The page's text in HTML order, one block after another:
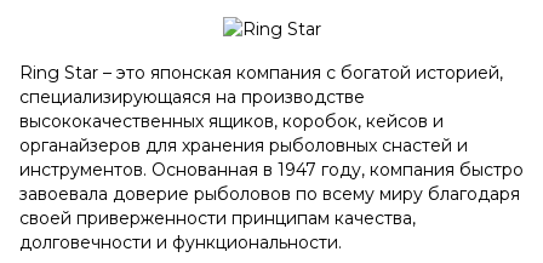
Ring Star – это японская компания с богатой историей,
специализирующаяся на производстве
высококачественных ящиков, коробок, кейсов и
органайзеров для хранения рыболовных снастей и
инструментов. Основанная в 1947 году, компания быстро
завоевала доверие рыболовов по всему миру благодаря
своей приверженности принципам качества,
долговечности и функциональности.